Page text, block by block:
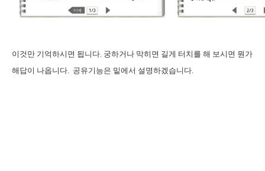
이것만 기억하시면 됩니다. 궁하거나 막히면 길게 터치를 해 보시면 뭔가
해답이 나옵니다. 공유기능은 밑에서 설명하겠습니다.